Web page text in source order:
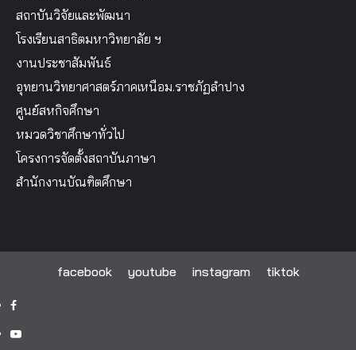
สถาบันวิจัยและพัฒนา
โรงเรียนสาธิตมหาวิทยาลัย ฯ
งานประชาสัมพันธ์
อุทยานวิทยาศาสตร์ภาคเหนือม.ราชภัฏลำปาง
ศูนย์สหกิจศึกษา
หมวดวิชาศึกษาทั่วไป
โครงการจัดตั้งสถาบันภาษา
สำนักงานบัณฑิตศึกษา
facebook youtube instagram tiktok
facebook
youtube